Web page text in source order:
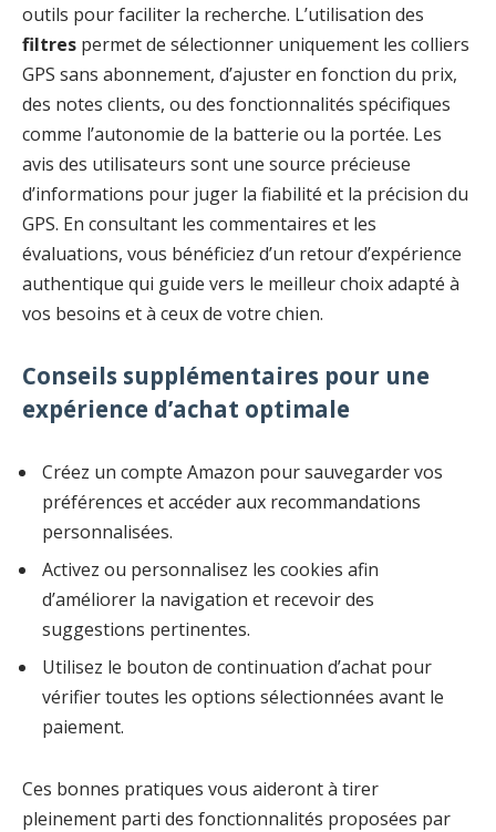
outils pour faciliter la recherche. L’utilisation des
filtres permet de sélectionner uniquement les colliers
GPS sans abonnement, d’ajuster en fonction du prix,
des notes clients, ou des fonctionnalités spécifiques
comme l’autonomie de la batterie ou la portée. Les
avis des utilisateurs sont une source précieuse
d’informations pour juger la fiabilité et la précision du
GPS. En consultant les commentaires et les
évaluations, vous bénéficiez d’un retour d’expérience
authentique qui guide vers le meilleur choix adapté à
vos besoins et à ceux de votre chien.
Conseils supplémentaires pour une
expérience d’achat optimale
Créez un compte Amazon pour sauvegarder vos
préférences et accéder aux recommandations
personnalisées.
Activez ou personnalisez les cookies afin
d’améliorer la navigation et recevoir des
suggestions pertinentes.
Utilisez le bouton de continuation d’achat pour
vérifier toutes les options sélectionnées avant le
paiement.
Ces bonnes pratiques vous aideront à tirer
pleinement parti des fonctionnalités proposées par